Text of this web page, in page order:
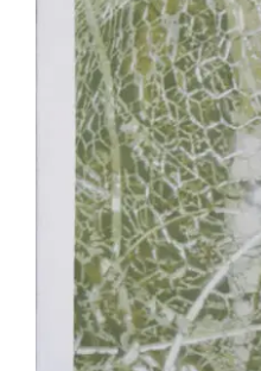
Jean-Pierre Le